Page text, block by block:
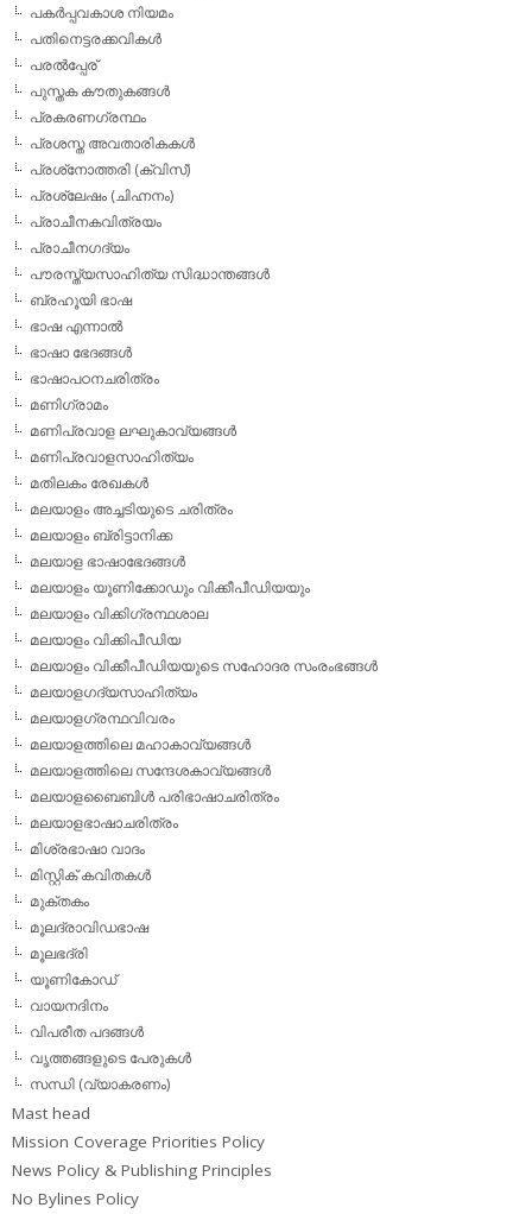
പകര്‍പ്പവകാശ നിയമം
പതിനെട്ടരക്കവികള്‍
പരല്‍പ്പേര്
പുസ്തക കൗതുകങ്ങള്‍
പ്രകരണഗ്രന്ഥം
പ്രശസ്ത അവതാരികകള്‍
പ്രശ്‌നോത്തരി (ക്വിസ്)
പ്രശ്ലേഷം (ചിഹ്നനം)
പ്രാചീനകവിത്രയം
പ്രാചീനഗദ്യം
പൗരസ്ത്യസാഹിത്യ സിദ്ധാന്തങ്ങള്‍
ബ്രഹൂയി ഭാഷ
ഭാഷ എന്നാല്‍
ഭാഷാ ഭേദങ്ങള്‍
ഭാഷാപഠനചരിത്രം
മണിഗ്രാമം
മണിപ്രവാള ലഘുകാവ്യങ്ങള്‍
മണിപ്രവാളസാഹിത്യം
മതിലകം രേഖകള്‍
മലയാളം അച്ചടിയുടെ ചരിത്രം
മലയാളം ബ്രിട്ടാനിക്ക
മലയാള ഭാഷാഭേദങ്ങള്‍
മലയാളം യൂണിക്കോഡും വിക്കീപീഡിയയും
മലയാളം വിക്കിഗ്രന്ഥശാല
മലയാളം വിക്കിപീഡിയ
മലയാളം വിക്കീപീഡിയയുടെ സഹോദര സംരംഭങ്ങള്‍
മലയാളഗദ്യസാഹിത്യം
മലയാളഗ്രന്ഥവിവരം
മലയാളത്തിലെ മഹാകാവ്യങ്ങള്‍
മലയാളത്തിലെ സന്ദേശകാവ്യങ്ങള്‍
മലയാളബൈബിള്‍ പരിഭാഷാചരിത്രം
മലയാളഭാഷാചരിത്രം
മിശ്രഭാഷാ വാദം
മിസ്റ്റിക് കവിതകള്‍
മുക്തകം
മൂലദ്രാവിഡഭാഷ
മൂലഭദ്രി
യൂണികോഡ്
വായനദിനം
വിപരീത പദങ്ങള്‍
വൃത്തങ്ങളുടെ പേരുകള്‍
സന്ധി (വ്യാകരണം)
Mast head
Mission Coverage Priorities Policy
News Policy & Publishing Principles
No Bylines Policy